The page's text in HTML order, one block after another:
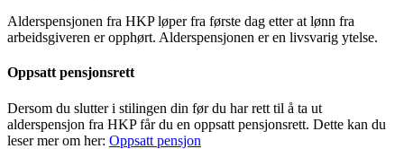
Alderspensjonen fra HKP løper fra første dag etter at lønn fra
arbeidsgiveren er opphørt. Alderspensjonen er en livsvarig ytelse.
Oppsatt pensjonsrett
Dersom du slutter i stilingen din før du har rett til å ta ut
alderspensjon fra HKP får du en oppsatt pensjonsrett. Dette kan du
leser mer om her: Oppsatt pensjon